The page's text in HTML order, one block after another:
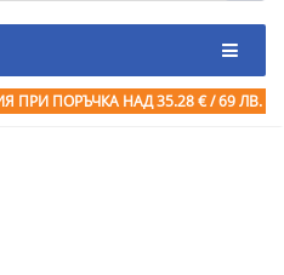
ПРИ ПОРЪЧКА НАД 35.28 € / 69 ЛВ.